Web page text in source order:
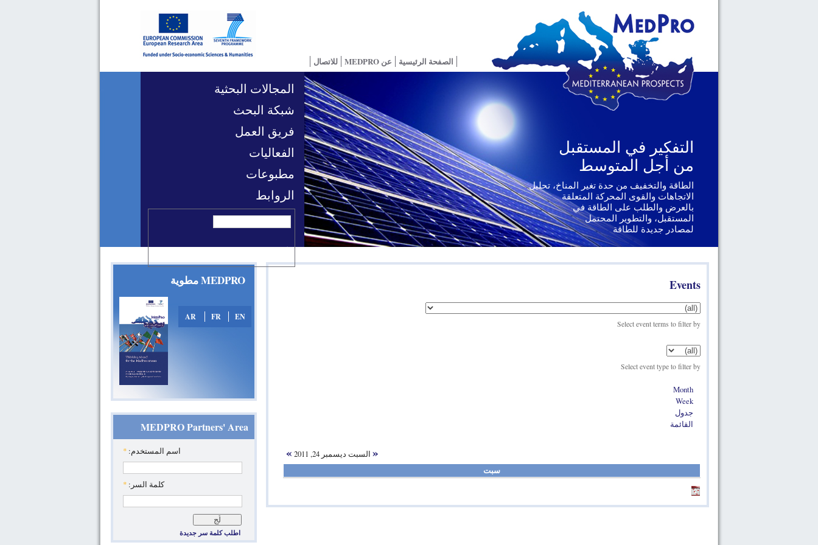
التفكير في المستقبل
من أجل المتوسط
الطاقة والتخفيف من حدة تغير المناخ، تحليل
الاتجاهات والقوى المحركة المتعلقة
بالعرض والطلب على الطاقة في
المستقبل، والتطوير المحتمل
لمصادر جديدة للطاقة
الصفحة الرئيسية عن MEDPRO للاتصال
المجالات البحثية
شبكة البحث
فريق العمل
الفعاليات
مطبوعات
الروابط
MEDPRO مطوية
EN
FR
AR
MEDPRO Partners' Area
‏اسم المستخدم: ‏ *
‏كلمة السر: ‏ *
اطلب كلمة سر جديدة
Events
Select event terms to filter by
Select event type to filter by
Month
Week
جدول
القائمة
« السبت ديسمبر 24, 2011 »
سبت